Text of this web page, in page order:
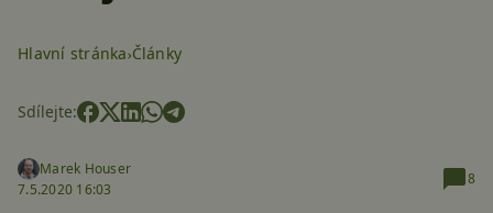
Hlavní stránka Články
Sdílejte:
Marek Houser
7.5.2020 16:03
8